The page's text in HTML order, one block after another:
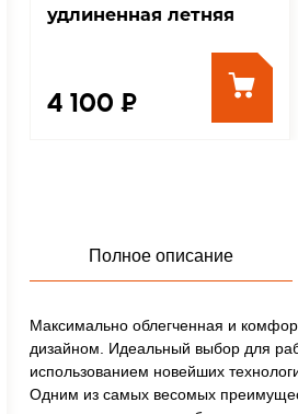
удлиненная летняя
4 100 ₽
Полное описание
Максимально облегченная и
дизайном. Идеальный выбор для
использованием новейших
Одним из самых весомых